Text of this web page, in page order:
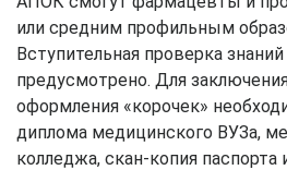
или средним профильным
Вступительная проверка
предусмотрено. Для
оформления «корочек»
диплома медицинского ВУЗа,
колледжа, скан-копия паспорта